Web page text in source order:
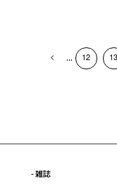
... 12 13
- 雑誌